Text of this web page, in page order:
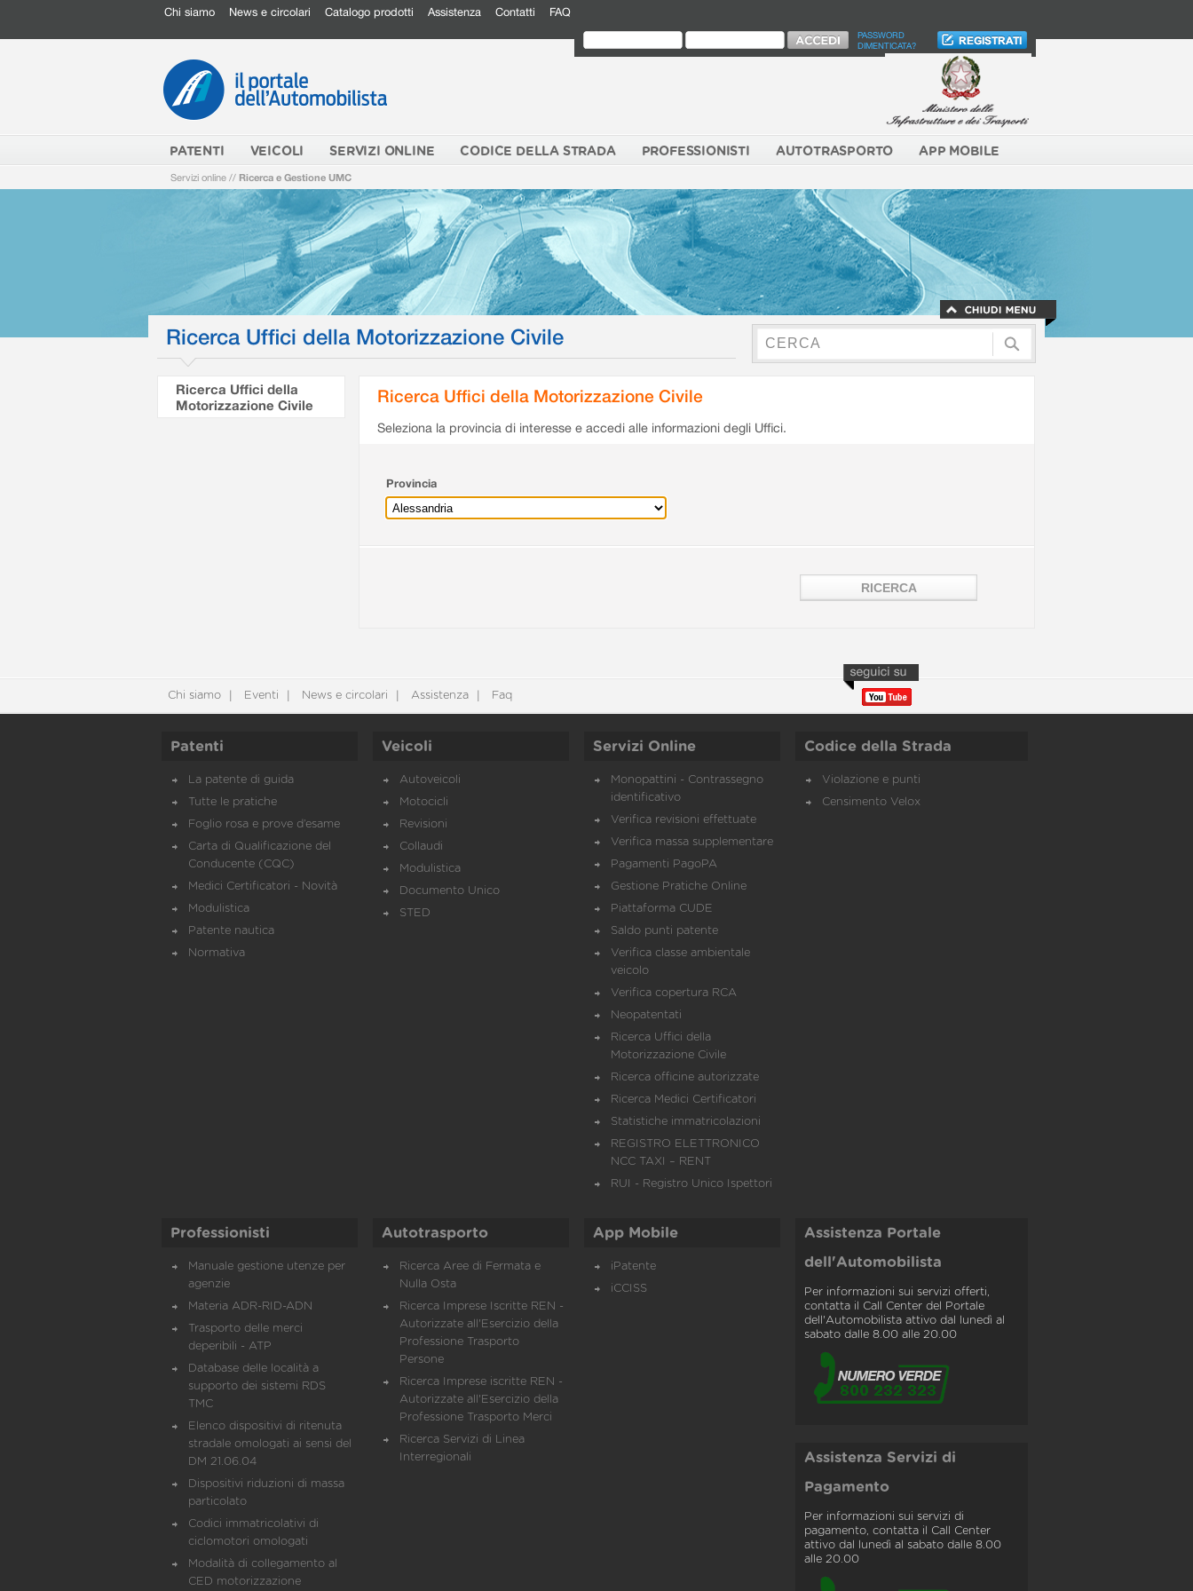
Chi siamo News e circolari Catalogo prodotti Assistenza Contatti FAQ
PASSWORD
DIMENTICATA?
PATENTI VEICOLI SERVIZI ONLINE CODICE DELLA STRADA PROFESSIONISTI AUTOTRASPORTO APP MOBILE
Servizi online // Ricerca e Gestione UMC
Ricerca Uffici della Motorizzazione Civile
Ricerca Uffici della
Motorizzazione Civile
Ricerca Uffici della Motorizzazione Civile
Seleziona la provincia di interesse e accedi alle informazioni degli Uffici.
Provincia
Chi siamo Eventi News e circolari Assistenza Faq
Patenti
La patente di guida
Tutte le pratiche
Foglio rosa e prove d’esame
Carta di Qualificazione del
Conducente (CQC)
Medici Certificatori - Novità
Modulistica
Patente nautica
Normativa
Veicoli
Autoveicoli
Motocicli
Revisioni
Collaudi
Modulistica
Documento Unico
STED
Servizi Online
Monopattini - Contrassegno
identificativo
Verifica revisioni effettuate
Verifica massa supplementare
Pagamenti PagoPA
Gestione Pratiche Online
Piattaforma CUDE
Saldo punti patente
Verifica classe ambientale
veicolo
Verifica copertura RCA
Neopatentati
Ricerca Uffici della
Motorizzazione Civile
Ricerca officine autorizzate
Ricerca Medici Certificatori
Statistiche immatricolazioni
REGISTRO ELETTRONICO
NCC TAXI – RENT
RUI - Registro Unico Ispettori
Codice della Strada
Violazione e punti
Censimento Velox
Professionisti
Manuale gestione utenze per
agenzie
Materia ADR-RID-ADN
Trasporto delle merci
deperibili - ATP
Database delle località a
supporto dei sistemi RDS
TMC
Elenco dispositivi di ritenuta
stradale omologati ai sensi del
DM 21.06.04
Dispositivi riduzioni di massa
particolato
Codici immatricolativi di
ciclomotori omologati
Modalità di collegamento al
CED motorizzazione
Autotrasporto
Ricerca Aree di Fermata e
Nulla Osta
Ricerca Imprese Iscritte REN -
Autorizzate all'Esercizio della
Professione Trasporto
Persone
Ricerca Imprese iscritte REN -
Autorizzate all'Esercizio della
Professione Trasporto Merci
Ricerca Servizi di Linea
Interregionali
App Mobile
iPatente
iCCISS
Assistenza Portale
dell'Automobilista
Per informazioni sui servizi offerti,
contatta il Call Center del Portale
dell'Automobilista attivo dal lunedì al
sabato dalle 8.00 alle 20.00
Assistenza Servizi di
Pagamento
Per informazioni sui servizi di
pagamento, contatta il Call Center
attivo dal lunedì al sabato dalle 8.00
alle 20.00